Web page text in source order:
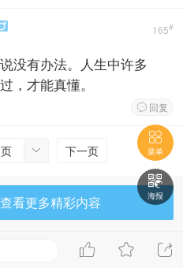
165#
没有办法。人生中许多
，才能真懂。
 回复
 下一页
看更多精彩内容

菜单

海报


